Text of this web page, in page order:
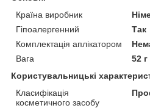
Країна виробник
Гіпоалергенний
Так
Комплектація аплікатором
Вага
52 г
Користувальницькі
Класифікація
косметичного засобу